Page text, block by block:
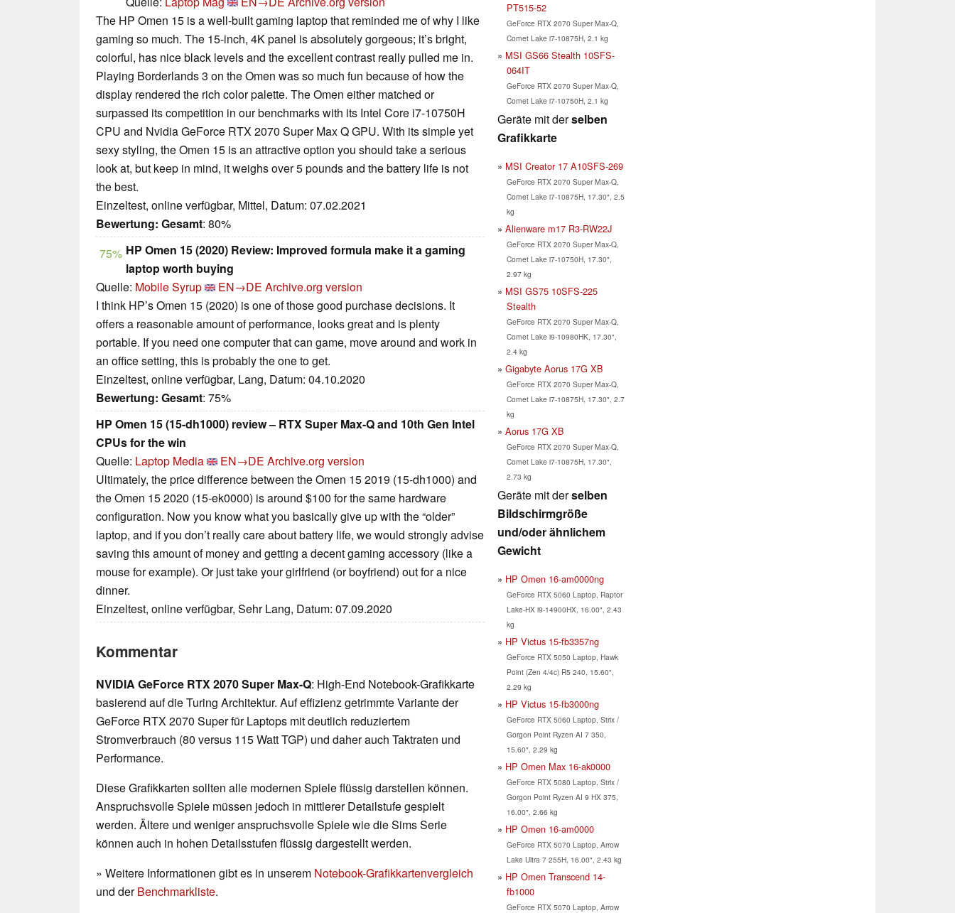
The HP Omen 15 is a well-built gaming laptop that reminded me of why I like
gaming so much. The 15-inch, 4K panel is absolutely gorgeous; it’s bright,
colorful, has nice black levels and the excellent contrast really pulled me in.
Playing Borderlands 3 on the Omen was so much fun because of how the
display rendered the rich color palette. The Omen either matched or
surpassed its competition in our benchmarks with its Intel Core i7-10750H
CPU and Nvidia GeForce RTX 2070 Super Max Q GPU. With its simple yet
sexy styling, the Omen 15 is an attractive option you should take a serious
look at, but keep in mind, it weighs over 5 pounds and the battery life is not
the best.
Einzeltest, online verfügbar, Mittel, Datum: 07.02.2021
Bewertung: Gesamt: 80%
75% HP Omen 15 (2020) Review: Improved formula make it a gaming
laptop worth buying
Quelle: Mobile Syrup EN→DE Archive.org version
I think HP’s Omen 15 (2020) is one of those good purchase decisions. It
offers a reasonable amount of performance, looks great and is plenty
portable. If you need one computer that can game, move around and work in
an office setting, this is probably the one to get.
Einzeltest, online verfügbar, Lang, Datum: 04.10.2020
Bewertung: Gesamt: 75%
HP Omen 15 (15-dh1000) review – RTX Super Max-Q and 10th Gen Intel
CPUs for the win
Quelle: Laptop Media EN→DE Archive.org version
Ultimately, the price difference between the Omen 15 2019 (15-dh1000) and
the Omen 15 2020 (15-ek0000) is around $100 for the same hardware
configuration. Now you know what you basically give up with the “older”
laptop, and if you don’t really care about battery life, we would strongly advise
saving this amount of money and getting a decent gaming accessory (like a
mouse for example). Or just take your girlfriend (or boyfriend) out for a nice
dinner.
Einzeltest, online verfügbar, Sehr Lang, Datum: 07.09.2020
Kommentar
NVIDIA GeForce RTX 2070 Super Max-Q: High-End Notebook-Grafikkarte
basierend auf die Turing Architektur. Auf effizienz getrimmte Variante der
GeForce RTX 2070 Super für Laptops mit deutlich reduziertem
Stromverbrauch (80 versus 115 Watt TGP) und daher auch Taktraten und
Performance.
Diese Grafikkarten sollten alle modernen Spiele flüssig darstellen können.
Anspruchsvolle Spiele müssen jedoch in mittlerer Detailstufe gespielt
werden. Ältere und weniger anspruchsvolle Spiele wie die Sims Serie
können auch in hohen Detailsstufen flüssig dargestellt werden.
» Weitere Informationen gibt es in unserem Notebook-Grafikkartenvergleich
und derBenchmarkliste.
PT515-52
GeForce RTX 2070 Super Max-Q,
Comet Lake i7-10875H, 2.1 kg
MSI GS66 Stealth 10SFS-
064IT
GeForce RTX 2070 Super Max-Q,
Comet Lake i7-10750H, 2.1 kg
Geräte mit derselben
Grafikkarte
MSI Creator 17 A10SFS-269
GeForce RTX 2070 Super Max-Q,
Comet Lake i7-10875H, 17.30", 2.5
kg
Alienware m17 R3-RW22J
GeForce RTX 2070 Super Max-Q,
Comet Lake i7-10750H, 17.30",
2.97 kg
MSI GS75 10SFS-225
Stealth
GeForce RTX 2070 Super Max-Q,
Comet Lake i9-10980HK, 17.30",
2.4 kg
Gigabyte Aorus 17G XB
GeForce RTX 2070 Super Max-Q,
Comet Lake i7-10875H, 17.30", 2.7
kg
Aorus 17G XB
GeForce RTX 2070 Super Max-Q,
Comet Lake i7-10875H, 17.30",
2.73 kg
Geräte mit derselben
Bildschirmgröße
und/oder ähnlichem
Gewicht
HP Omen 16-am0000ng
GeForce RTX 5060 Laptop, Raptor
Lake-HX i9-14900HX, 16.00", 2.43
kg
HP Victus 15-fb3357ng
GeForce RTX 5050 Laptop, Hawk
Point (Zen 4/4c) R5 240, 15.60",
2.29 kg
HP Victus 15-fb3000ng
GeForce RTX 5060 Laptop, Strix /
Gorgon Point Ryzen AI 7 350,
15.60", 2.29 kg
HP Omen Max 16-ak0000
GeForce RTX 5080 Laptop, Strix /
Gorgon Point Ryzen AI 9 HX 375,
16.00", 2.66 kg
HP Omen 16-am0000
GeForce RTX 5070 Laptop, Arrow
Lake Ultra 7 255H, 16.00", 2.43 kg
HP Omen Transcend 14-
fb1000
GeForce RTX 5070 Laptop, Arrow